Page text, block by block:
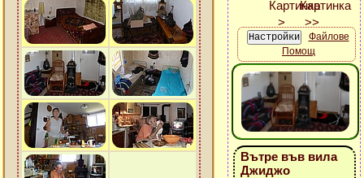
Файлове
Помощ
Вътре във вила
Джиджо